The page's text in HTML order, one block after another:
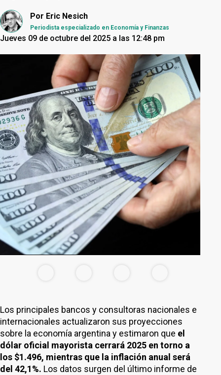
Por Eric Nesich
Periodista especializado en Economía y Finanzas
Jueves 09 de octubre del 2025 a las 12:48 pm
Los principales bancos y consultoras nacionales e
internacionales actualizaron sus proyecciones
sobre la economía argentina y estimaron que el
dólar oficial mayorista cerrará 2025 en torno a
los $1.496, mientras que la inflación anual será
del 42,1%. Los datos surgen del último informe de